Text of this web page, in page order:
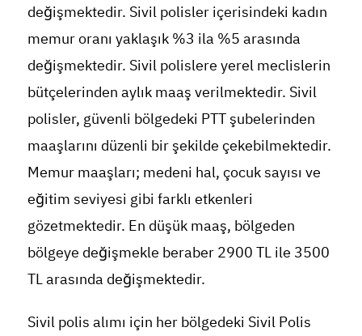
değişmektedir. Sivil polisler içerisindeki kadın
memur oranı yaklaşık %3 ila %5 arasında
değişmektedir. Sivil polislere yerel meclislerin
bütçelerinden aylık maaş verilmektedir. Sivil
polisler, güvenli bölgedeki PTT şubelerinden
maaşlarını düzenli bir şekilde çekebilmektedir.
Memur maaşları; medeni hal, çocuk sayısı ve
eğitim seviyesi gibi farklı etkenleri
gözetmektedir. En düşük maaş, bölgeden
bölgeye değişmekle beraber 2900 TL ile 3500
TL arasında değişmektedir.
Sivil polis alımı için her bölgedeki Sivil Polis